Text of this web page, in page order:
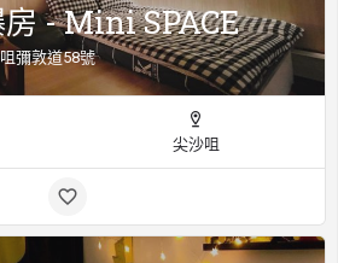
- Mini SPACE
彌敦道58號
尖沙咀